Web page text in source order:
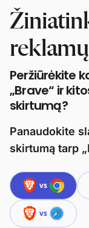
reklamų
Peržiūrėkite
„Brave“ ir
skirtumą?
Panaudokite
skirtumą tarp
vs
vs